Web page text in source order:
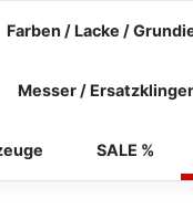
Farben / Lacke /
Messer /
SALE %